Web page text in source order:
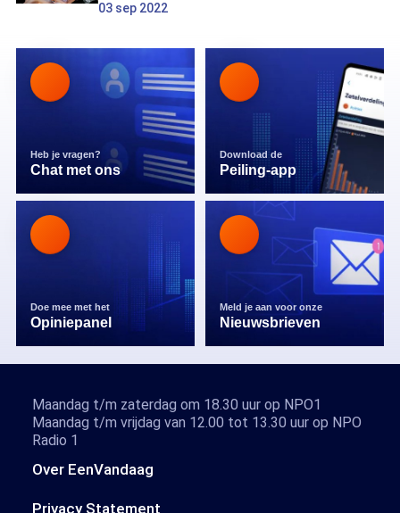
03 sep 2022
Heb je vragen?
Chat met ons
Download de
Peiling-app
Doe mee met het
Opiniepanel
Meld je aan voor onze
Nieuwsbrieven
Over EenVandaag
Privacy Statement
Maandag t/m zaterdag om 18.30 uur op NPO1
Maandag t/m vrijdag van 12.00 tot 13.30 uur op NPO
Radio 1